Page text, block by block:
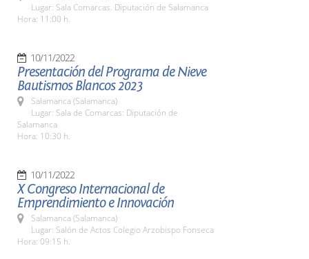
Lugar: Sala Comarcas. Diputación de Salamanca
Hora: 11:00 h.
10/11/2022
Presentación del Programa de Nieve
Bautismos Blancos 2023
Salamanca (Salamanca)
Lugar: Sala de Comarcas: Diputación de
Salamanca
Hora: 10:30 h.
10/11/2022
X Congreso Internacional de
Emprendimiento e Innovación
Salamanca (Salamanca)
Lugar: Salón de Actos Colegio Arzobispo Fonseca
Hora: 09:15 h.